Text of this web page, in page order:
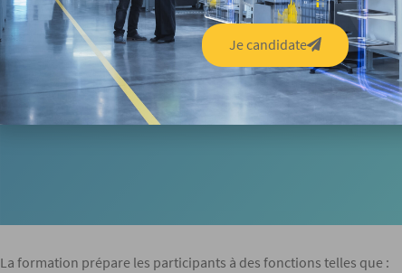
Découvrez le parcours de nos étudiants,
écoutez leurs expériences et avis de la
formation.
La formation prépare les participants à des fonctions telles que :
Je candidate